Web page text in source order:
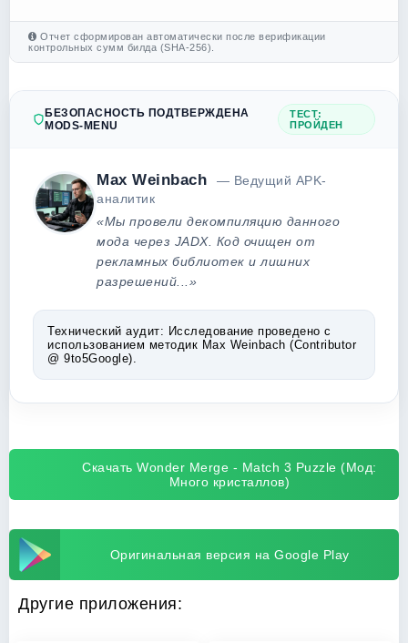
Отчет сформирован автоматически после верификации
контрольных сумм билда (SHA-256).
БЕЗОПАСНОСТЬ ПОДТВЕРЖДЕНА
MODS-MENU
ТЕСТ:
ПРОЙДЕН
Max Weinbach
— Ведущий APK-
аналитик
«Мы провели декомпиляцию данного
мода через JADX. Код очищен от
рекламных библиотек и лишних
разрешений...»
Технический аудит: Исследование проведено с
использованием методик Max Weinbach (Contributor
@ 9to5Google).
Скачать Wonder Merge - Match 3 Puzzle (Мод:
Много кристаллов)
Оригинальная версия на Google Play
Другие приложения: